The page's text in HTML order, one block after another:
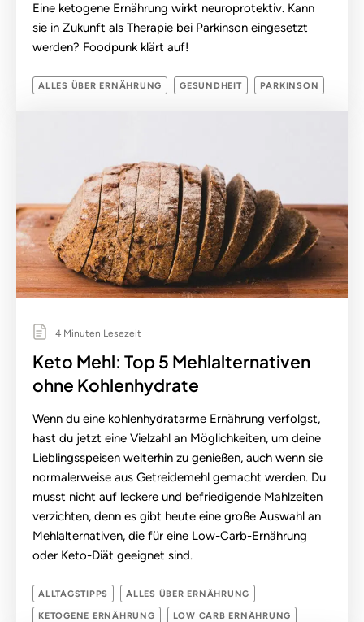
Eine ketogene Ernährung wirkt neuroprotektiv. Kann
sie in Zukunft als Therapie bei Parkinson eingesetzt
werden? Foodpunk klärt auf!
ALLES ÜBER ERNÄHRUNG GESUNDHEIT PARKINSON
4 Minuten Lesezeit
Keto Mehl: Top 5 Mehlalternativen
ohne Kohlenhydrate
Wenn du eine kohlenhydratarme Ernährung verfolgst,
hast du jetzt eine Vielzahl an Möglichkeiten, um deine
Lieblingsspeisen weiterhin zu genießen, auch wenn sie
normalerweise aus Getreidemehl gemacht werden. Du
musst nicht auf leckere und befriedigende Mahlzeiten
verzichten, denn es gibt heute eine große Auswahl an
Mehlalternativen, die für eine Low-Carb-Ernährung
oder Keto-Diät geeignet sind.
ALLTAGSTIPPS ALLES ÜBER ERNÄHRUNG
KETOGENE ERNÄHRUNG LOW CARB ERNÄHRUNG